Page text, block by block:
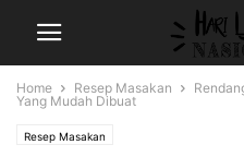
Home Resep Masakan
Yang Mudah Dibuat
Resep Masakan